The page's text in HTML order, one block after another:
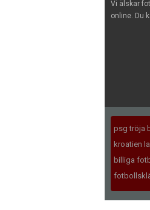
Vi älskar
online. Du
psg tröja
kroatien
billiga